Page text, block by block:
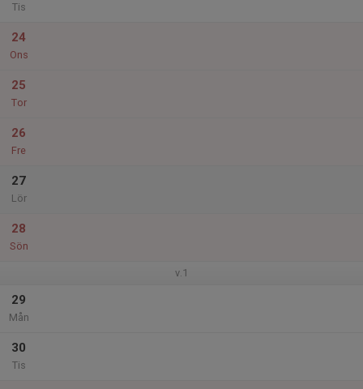
Tis
24
Ons
25
Tor
26
Fre
27
Lör
28
Sön
v.1
29
Mån
30
Tis